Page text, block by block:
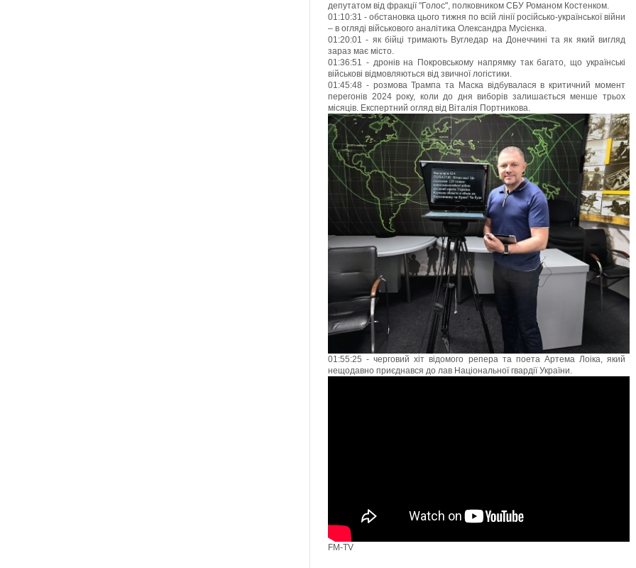
депутатом від фракції "Голос", полковником СБУ Романом Костенком.
01:10:31 - обстановка цього тижня по всій лінії російсько-української війни
– в огляді військового аналітика Олександра Мусієнка.
01:20:01 - як бійці тримають Вугледар на Донеччині та як який вигляд
зараз має місто.
01:36:51 - дронів на Покровському напрямку так багато, що українські
військові відмовляються від звичної логістики.
01:45:48 - розмова Трампа та Маска відбувалася в критичний момент
перегонів 2024 року, коли до дня виборів залишається менше трьох
місяців. Експертний огляд від Віталія Портникова.
01:55:25 - черговий хіт відомого репера та поета Артема Лоіка, який
нещодавно приєднався до лав Національної гвардії України.
FM-TV